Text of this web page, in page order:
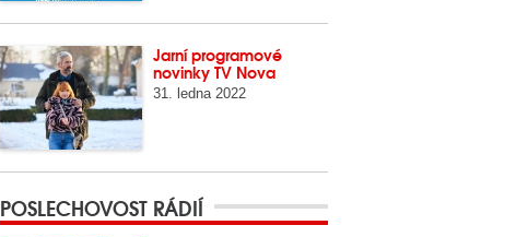
Jarní programové
novinky TV Nova
31. ledna 2022
POSLECHOVOST RÁDIÍ